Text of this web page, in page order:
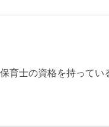
士の資格を持ってい